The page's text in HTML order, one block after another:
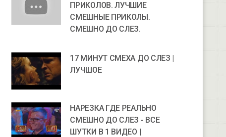
ПРИКОЛОВ. ЛУЧШИЕ
СМЕШНЫЕ ПРИКОЛЫ.
СМЕШНО ДО СЛЕЗ.
17 МИНУТ СМЕХА ДО СЛЕЗ |
ЛУЧШОЕ
НАРЕЗКА ГДЕ РЕАЛЬНО
СМЕШНО ДО СЛЕЗ - ВСЕ
ШУТКИ В 1 ВИДЕО |